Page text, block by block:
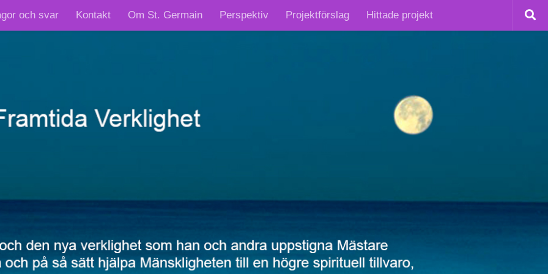
och svar Kontakt Om St. Germain Perspektiv Projektförslag Hittade projekt